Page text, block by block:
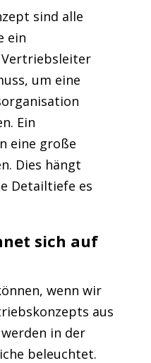
sind alle
ein
um eine
Ein
eine große
Dies hängt
Detailtiefe es
sich auf
wenn wir
aus
in der
beleuchtet.